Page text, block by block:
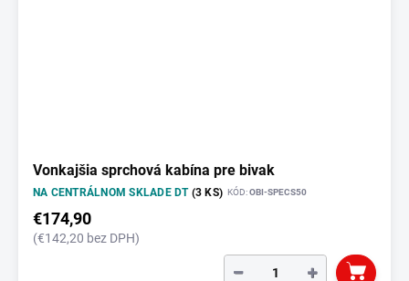
Vonkajšia sprchová kabína pre bivak
NA CENTRÁLNOM SKLADE DT (3 KS) KÓD:OBI-SPECS50
€174,90
(€142,20 bez DPH)
+
−